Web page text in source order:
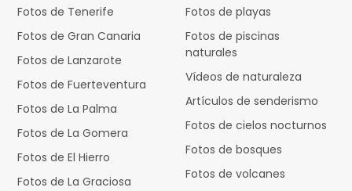
Fotos de Tenerife
Fotos de Gran Canaria
Fotos de Lanzarote
Fotos de Fuerteventura
Fotos de La Palma
Fotos de La Gomera
Fotos de El Hierro
Fotos de La Graciosa
Fotos de playas
Fotos de piscinas
naturales
Vídeos de naturaleza
Artículos de senderismo
Fotos de cielos nocturnos
Fotos de bosques
Fotos de volcanes